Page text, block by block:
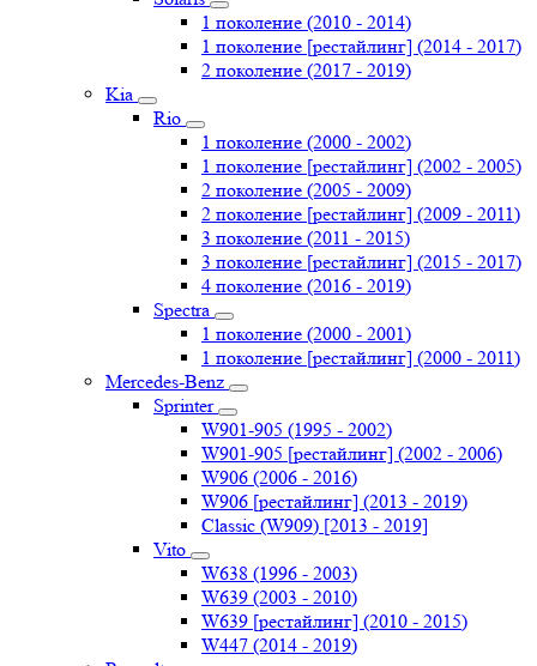
1 поколение (2010 - 2014)
1 поколение [рестайлинг] (2014 - 2017)
2 поколение (2017 - 2019)
Kia
Rio
1 поколение (2000 - 2002)
1 поколение [рестайлинг] (2002 - 2005)
2 поколение (2005 - 2009)
2 поколение [рестайлинг] (2009 - 2011)
3 поколение (2011 - 2015)
3 поколение [рестайлинг] (2015 - 2017)
4 поколение (2016 - 2019)
Spectra
1 поколение (2000 - 2001)
1 поколение [рестайлинг] (2000 - 2011)
Mercedes-Benz
Sprinter
W901-905 (1995 - 2002)
W901-905 [рестайлинг] (2002 - 2006)
W906 (2006 - 2016)
W906 [рестайлинг] (2013 - 2019)
Classic (W909) [2013 - 2019]
Vito
W638 (1996 - 2003)
W639 (2003 - 2010)
W639 [рестайлинг] (2010 - 2015)
W447 (2014 - 2019)